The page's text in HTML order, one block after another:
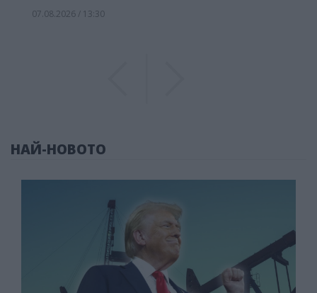
07.08.2026 / 13:30
НАЙ-НОВОТО